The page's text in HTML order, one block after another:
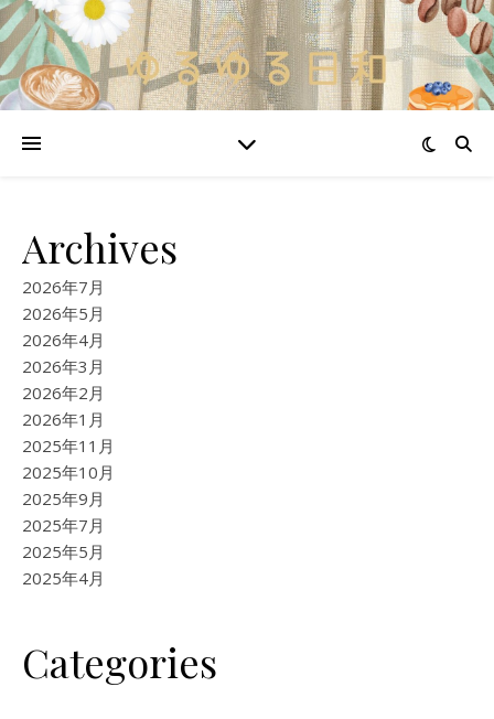
Archives
2026年7月
2026年5月
2026年4月
2026年3月
2026年2月
2026年1月
2025年11月
2025年10月
2025年9月
2025年7月
2025年5月
2025年4月
Categories